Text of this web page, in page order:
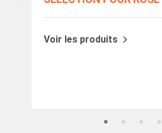
Voir les produits